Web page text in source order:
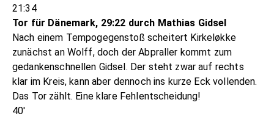
21:34
Tor für Dänemark, 29:22 durch Mathias Gidsel
Nach einem Tempogegenstoß scheitert Kirkeløkke
zunächst an Wolff, doch der Abpraller kommt zum
gedankenschnellen Gidsel. Der steht zwar auf rechts
klar im Kreis, kann aber dennoch ins kurze Eck vollenden.
Das Tor zählt. Eine klare Fehlentscheidung!
40'